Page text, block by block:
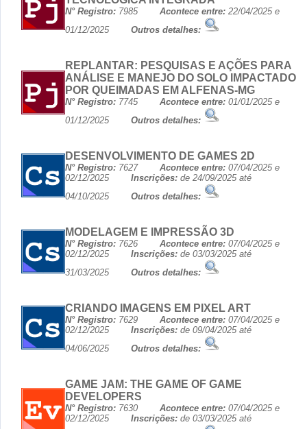
N° Registro: 7985 Acontece entre: 22/04/2025 e
01/12/2025 Outros detalhes:
REPLANTAR: PESQUISAS E AÇÕES PARA
ANÁLISE E MANEJO DO SOLO IMPACTADO
POR QUEIMADAS EM ALFENAS-MG
N° Registro: 7745 Acontece entre: 01/01/2025 e
01/12/2025 Outros detalhes:
DESENVOLVIMENTO DE GAMES 2D
N° Registro: 7627 Acontece entre: 07/04/2025 e
02/12/2025 Inscrições: de 24/09/2025 até
04/10/2025 Outros detalhes:
MODELAGEM E IMPRESSÃO 3D
N° Registro: 7626 Acontece entre: 07/04/2025 e
02/12/2025 Inscrições: de 03/03/2025 até
31/03/2025 Outros detalhes:
CRIANDO IMAGENS EM PIXEL ART
N° Registro: 7629 Acontece entre: 07/04/2025 e
02/12/2025 Inscrições: de 09/04/2025 até
04/06/2025 Outros detalhes:
GAME JAM: THE GAME OF GAME
DEVELOPERS
N° Registro: 7630 Acontece entre: 07/04/2025 e
02/12/2025 Inscrições: de 03/03/2025 até